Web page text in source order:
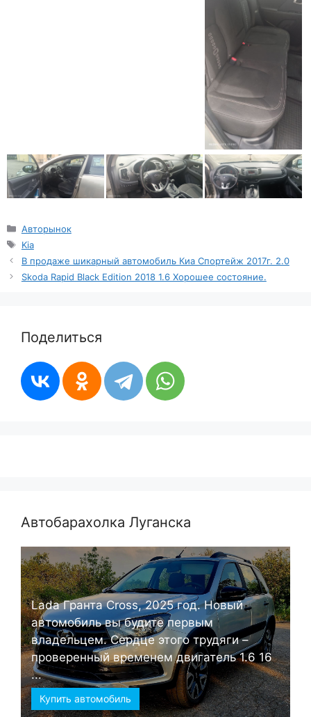
Рубрики
Авторынок
Метки
Kia
В продаже шикарный автомобиль Киа Спортейж 2017г. 2.0
Skoda Rapid Black Edition 2018 1.6 Хорошее состояние.
Поделиться
Автобарахолка Луганска
Lada Гранта Cross, 2025 год. Новый
автомобиль вы будите первым
владельцем. Сердце этого трудяги –
проверенный временем двигатель 1.6 16
...
Купить автомобиль